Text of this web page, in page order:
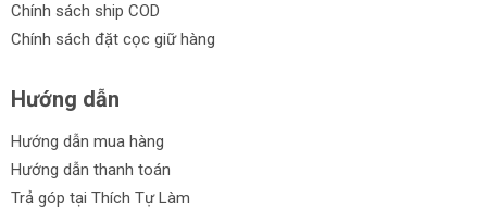
Chính sách ship COD
Chính sách đặt cọc giữ hàng
Hướng dẫn
Hướng dẫn mua hàng
Hướng dẫn thanh toán
Trả góp tại Thích Tự Làm